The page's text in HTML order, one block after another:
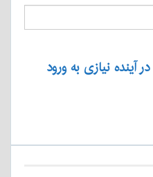
آینده نیازی به ورود